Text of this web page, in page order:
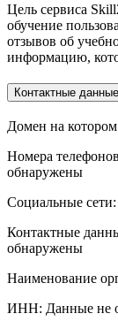
Цель сервиса
обучение
отзывов об
информацию,
Контактные
Домен на
Номера
обнаружены
Социальные сети:
Контактные
обнаружены
Наименование
ИНН: Данные не